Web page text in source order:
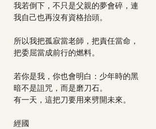
我若倒下，不只是父親的夢會碎，連
我自己也再沒有資格抬頭。
所以我把孤寂當老師，把責任當命，
把委屈當成前行的燃料。
若你是我，你也會明白：少年時的黑
暗不是詛咒，而是磨刀石。
有一天，這把刀要用來劈開未來。
經國